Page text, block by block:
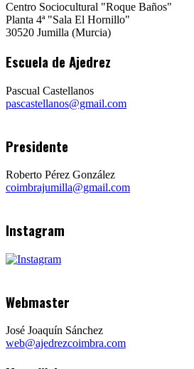
Centro Sociocultural "Roque Baños"
Planta 4ª "Sala El Hornillo"
30520 Jumilla (Murcia)
Escuela de Ajedrez
Pascual Castellanos
pascastellanos@gmail.com
Presidente
Roberto Pérez González
coimbrajumilla@gmail.com
Instagram
Webmaster
José Joaquín Sánchez
web@ajedrezcoimbra.com